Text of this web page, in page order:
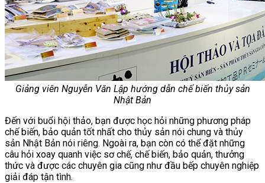
Giảng viên Nguyễn Văn Lập hướng dẫn chế biến thủy sản
Nhật Bản
Đến với buổi hội thảo, bạn được học hỏi những phương pháp
chế biến, bảo quản tốt nhất cho thủy sản nói chung và thủy
sản Nhật Bản nói riêng. Ngoài ra, bạn còn có thể đặt những
câu hỏi xoay quanh việc sơ chế, chế biến, bảo quản, thưởng
thức và được các chuyên gia cũng như đầu bếp chuyên nghiệp
giải đáp tận tình.